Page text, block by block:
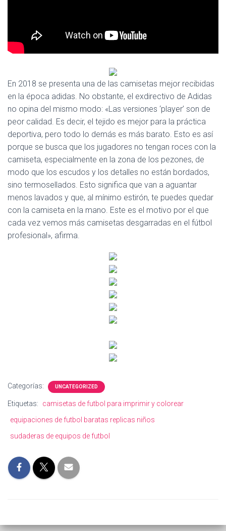
En 2018 se presenta una de las camisetas mejor recibidas
en la época adidas. No obstante, el exdirectivo de Adidas
no opina del mismo modo: «Las versiones ‘player’ son de
peor calidad. Es decir, el tejido es mejor para la práctica
deportiva, pero todo lo demás es más barato. Esto es así
porque se busca que los jugadores no tengan roces con la
camiseta, especialmente en la zona de los pezones, de
modo que los escudos y los detalles no están bordados,
sino termosellados. Esto significa que van a aguantar
menos lavados y que, al mínimo estirón, te puedes quedar
con la camiseta en la mano. Este es el motivo por el que
cada vez vemos más camisetas desgarradas en el fútbol
profesional», afirma.
Categorías: UNCATEGORIZED
Etiquetas:
camisetas de futbol para imprimir y colorear
equipaciones de futbol baratas replicas niños
sudaderas de equipos de futbol